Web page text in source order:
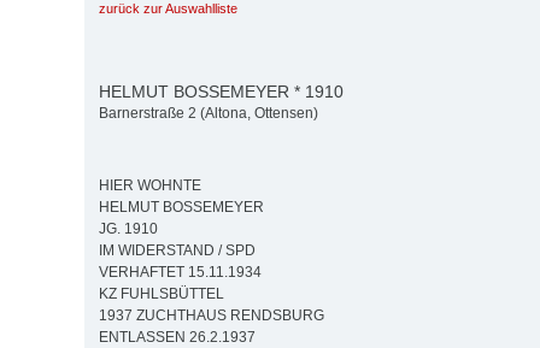
zurück zur Auswahlliste
HELMUT BOSSEMEYER * 1910
Barnerstraße 2 (Altona, Ottensen)
HIER WOHNTE
HELMUT BOSSEMEYER
JG. 1910
IM WIDERSTAND / SPD
VERHAFTET 15.11.1934
KZ FUHLSBÜTTEL
1937 ZUCHTHAUS RENDSBURG
ENTLASSEN 26.2.1937